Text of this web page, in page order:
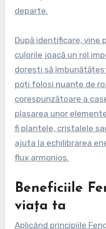
departe.
După identificare, vine
culorile joacă un rol
dorești să
poți folosi nuanțe de
corespunzătoare a
plasarea unor
fi plantele, cristalele
ajuta la echilibrarea
flux armonios.
Beneficiile
viața ta
Aplicând principiile